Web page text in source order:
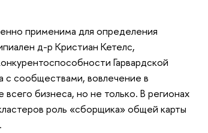
применима для определения
д-р Кристиан Кетелс,
Гарвардской
с сообществами, вовлечение в
бизнеса, но не только. В регионах
роль «сборщика» общей карты